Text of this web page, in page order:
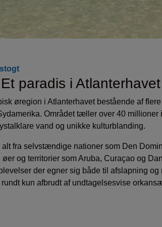
paradis i Atlanterhavet
øregion i Atlanterhavet bestående af
Området tæller over 40 millioner
vand og unikke kulturblanding.
alt fra selvstændige nationer som Den
og territorier som Aruba, Curaçao og
der egner sig både til afslapning og
kun afbrudt af undtagelsesvise